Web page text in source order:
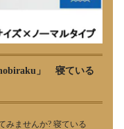
」 寝ている
みませんか? 寝ている